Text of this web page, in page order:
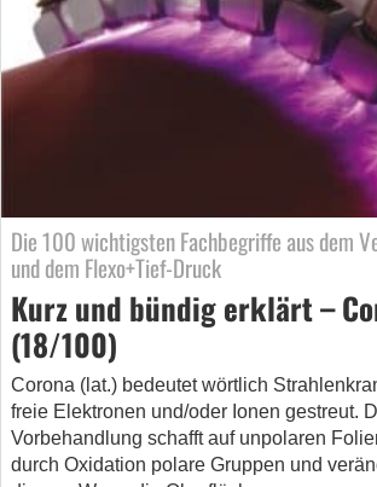
Die 100 wichtigsten Fachbegriffe aus dem
und dem Flexo+Tief-Druck
Kurz und bündig erklärt –
(18/100)
Corona (lat.) bedeutet wörtlich
freie Elektronen und/oder Ionen gestreut.
Vorbehandlung schafft auf unpolaren
durch Oxidation polare Gruppen und